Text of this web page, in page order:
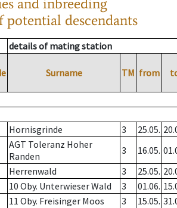
potential descendants
details of mating station
Surname TM from
Hornisgrinde 3 25.05.
AGT Toleranz Hoher
Randen
3 16.05.
Herrenwald 3 25.05.
10 Oby. Unterwieser Wald 3 01.06.
11 Oby. Freisinger Moos 3 15.05.